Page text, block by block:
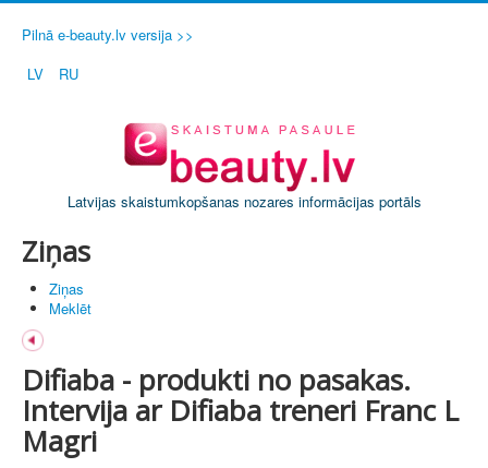
Pilnā e-beauty.lv versija >>
LV
RU
Latvijas skaistumkopšanas nozares informācijas portāls
Ziņas
Ziņas
Meklēt
Difiaba - produkti no pasakas.
Intervija ar Difiaba treneri Franc L
Magri